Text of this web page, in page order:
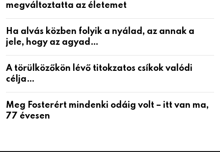
megváltoztatta az életemet
Ha alvás közben folyik a nyálad, az annak a
jele, hogy az agyad…
A törülközőkön lévő titokzatos csíkok valódi
célja…
Meg Fosterért mindenki odáig volt – itt van ma,
77 évesen